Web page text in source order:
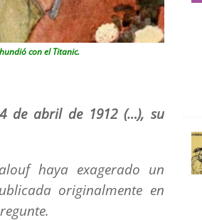
con el Titanic.
de abril de 1912 (…), su
haya exagerado un
originalmente en